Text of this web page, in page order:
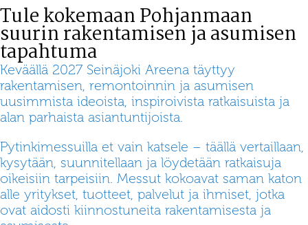
Tule kokemaan Pohjanmaan
suurin rakentamisen ja asumisen
tapahtuma
Keväällä 2027 Seinäjoki Areena täyttyy
rakentamisen, remontoinnin ja asumisen
uusimmista ideoista, inspiroivista ratkaisuista ja
alan parhaista asiantuntijoista.
Pytinkimessuilla et vain katsele – täällä vertaillaan,
kysytään, suunnitellaan ja löydetään ratkaisuja
oikeisiin tarpeisiin. Messut kokoavat saman katon
alle yritykset, tuotteet, palvelut ja ihmiset, jotka
ovat aidosti kiinnostuneita rakentamisesta ja